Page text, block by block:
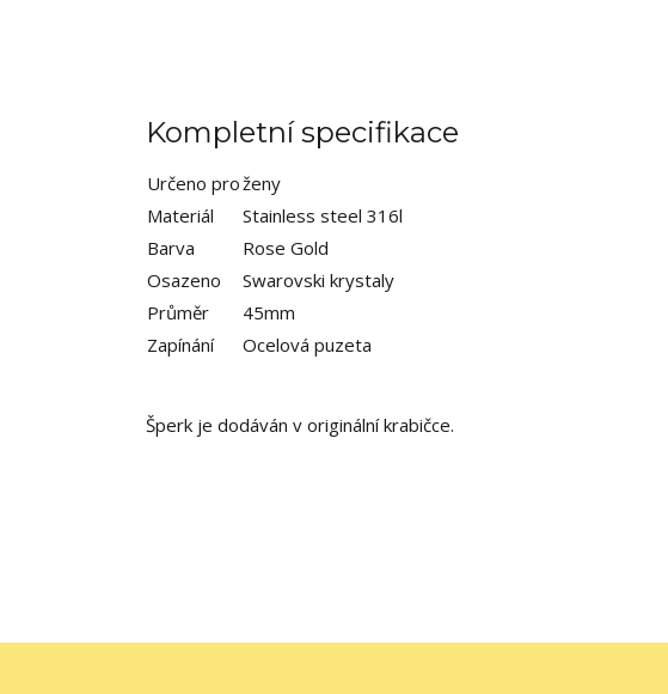
Kompletní specifikace
Určeno proženy
Materiál
Stainless steel 316l
Barva
Rose Gold
Osazeno
Swarovski krystaly
Průměr
45mm
Zapínání
Ocelová puzeta
Šperk je dodáván v originální krabičce.